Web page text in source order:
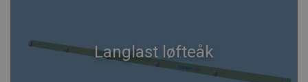
Langlast løfteåk